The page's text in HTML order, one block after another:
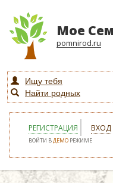
Мое
pomnirod.ru
Ищу тебя
Найти родных
РЕГИСТРАЦИЯ ВХОД
ВОЙТИ ВДЕМО РЕЖИМЕ